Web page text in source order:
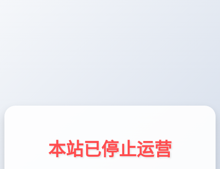
本站已停止运营